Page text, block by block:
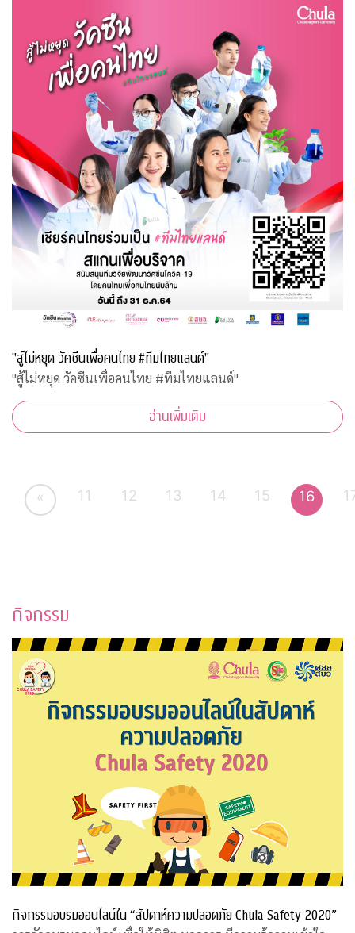
"สู้ไม่หยุด วัคซีนเพื่อคนไทย #ทีมไทยแลนด์"
"สู้ไม่หยุด วัคซีนเพื่อคนไทย #ทีมไทยแลนด์"
อ่านเพิ่มเติม
« 11 12 13 14 15 16
กิจกรรม
กิจกรรมอบรมออนไลน์ใน “สัปดาห์ความปลอดภัย Chula Safety 2020”